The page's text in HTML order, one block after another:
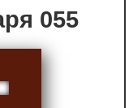
055